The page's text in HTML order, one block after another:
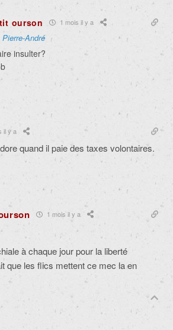
ourson 1 mois il y a
Pierre-André
insulter?
il y a
quand il paie des taxes volontaires.
1 mois il y a
à chaque jour pour la liberté
que les flics mettent ce mec la en